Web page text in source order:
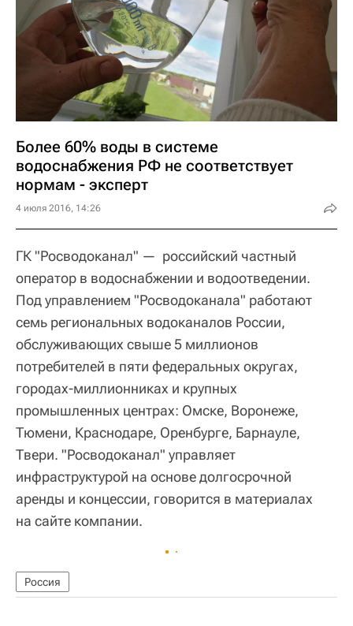
Более 60% воды в системе
водоснабжения РФ не соответствует
нормам - эксперт
4 июля 2016, 14:26
ГК "Росводоканал" — российский частный
оператор в водоснабжении и водоотведении.
Под управлением "Росводоканала" работают
семь региональных водоканалов России,
обслуживающих свыше 5 миллионов
потребителей в пяти федеральных округах,
городах-миллионниках и крупных
промышленных центрах: Омске, Воронеже,
Тюмени, Краснодаре, Оренбурге, Барнауле,
Твери. "Росводоканал" управляет
инфраструктурой на основе долгосрочной
аренды и концессии, говорится в материалах
на сайте компании.
Россия